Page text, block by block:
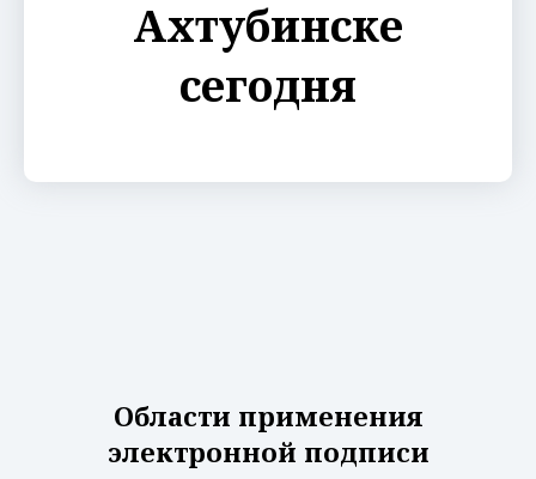
Ахтубинске
сегодня
Области применения
электронной подписи